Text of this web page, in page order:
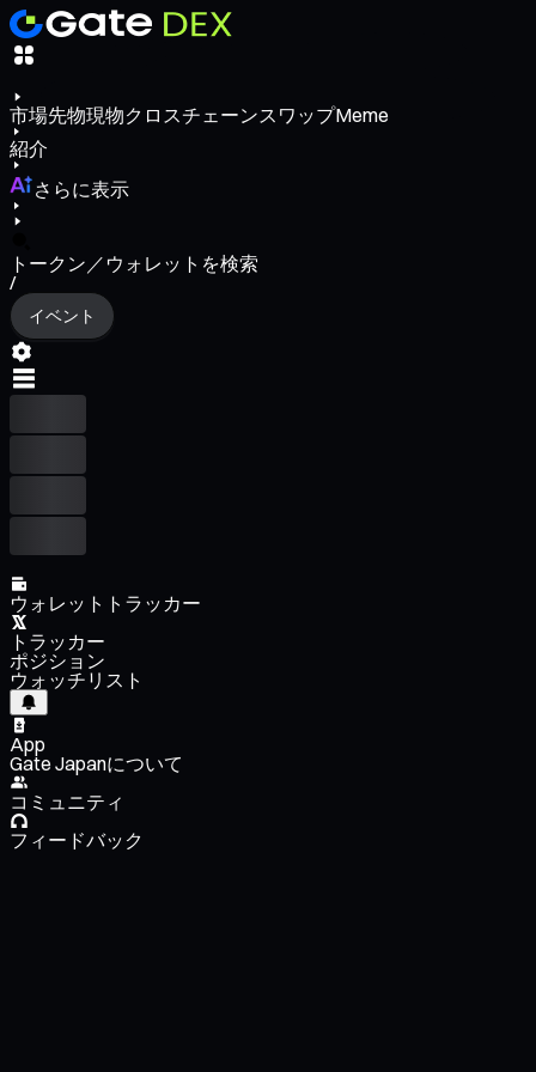
市場先物現物クロスチェーンスワップMeme
紹介
さらに表示
トークン／ウォレットを検索
/
イベント
ウォレットトラッカー
トラッカー
ポジション
ウォッチリスト
App
Gate Japanについて
コミュニティ
フィードバック